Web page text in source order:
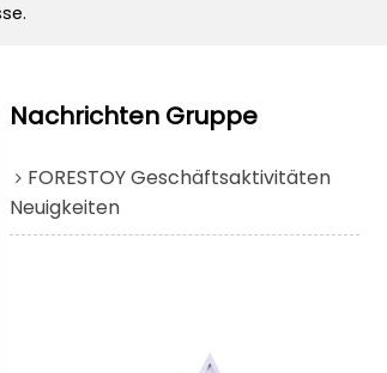
Nachrichten Gruppe
FORESTOY Geschäftsaktivitäten
Neuigkeiten